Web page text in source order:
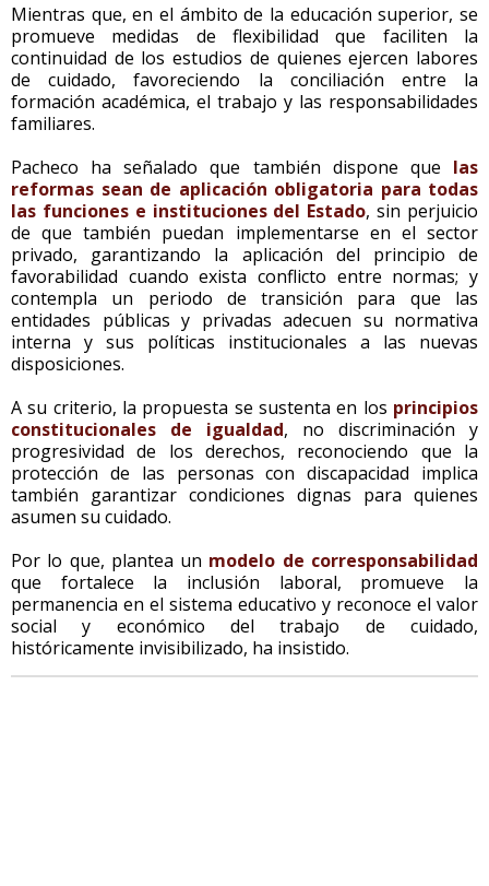
Mientras que, en el ámbito de la educación superior, se
promueve medidas de flexibilidad que faciliten la
continuidad de los estudios de quienes ejercen labores
de cuidado, favoreciendo la conciliación entre la
formación académica, el trabajo y las responsabilidades
familiares.
Pacheco ha señalado que también dispone que las
reformas sean de aplicación obligatoria para todas
las funciones e instituciones del Estado, sin perjuicio
de que también puedan implementarse en el sector
privado, garantizando la aplicación del principio de
favorabilidad cuando exista conflicto entre normas; y
contempla un periodo de transición para que las
entidades públicas y privadas adecuen su normativa
interna y sus políticas institucionales a las nuevas
disposiciones.
A su criterio, la propuesta se sustenta en los principios
constitucionales de igualdad, no discriminación y
progresividad de los derechos, reconociendo que la
protección de las personas con discapacidad implica
también garantizar condiciones dignas para quienes
asumen su cuidado.
Por lo que, plantea un modelo de corresponsabilidad
que fortalece la inclusión laboral, promueve la
permanencia en el sistema educativo y reconoce el valor
social y económico del trabajo de cuidado,
históricamente invisibilizado, ha insistido.